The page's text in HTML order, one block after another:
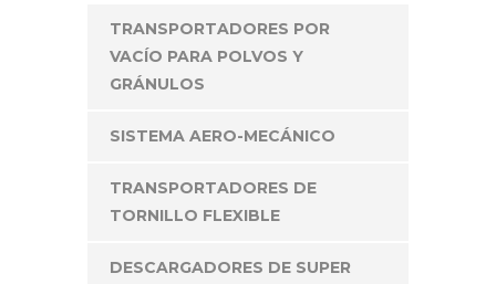
TRANSPORTADORES POR
VACÍO PARA POLVOS Y
GRÁNULOS
SISTEMA AERO-MECÁNICO
TRANSPORTADORES DE
TORNILLO FLEXIBLE
DESCARGADORES DE SUPER